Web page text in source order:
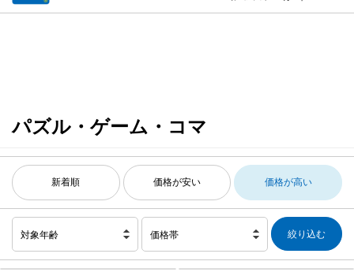
パズル・ゲーム・コマ
新着順 価格が安い 価格が高い
対象年齢 価格帯